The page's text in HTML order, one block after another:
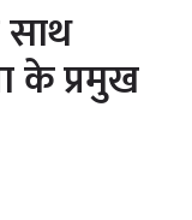
के प्रमुख